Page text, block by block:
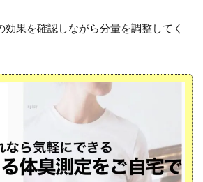
効果を確認しながら分量を調整してく